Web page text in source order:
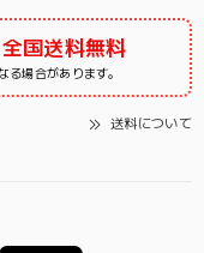
全国送料無料
る場合があります。
送料について